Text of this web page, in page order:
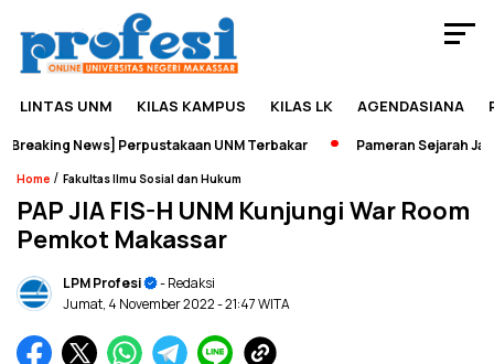
LINTAS UNM KILAS KAMPUS KILAS LK AGENDASIANA
News] Perpustakaan UNM Terbakar Pameran Sejarah Jadi
Home / Fakultas Ilmu Sosial dan Hukum
PAP JIA FIS-H UNM Kunjungi War Room
Pemkot Makassar
LPM Profesi
- Redaksi
Jumat, 4 November 2022- 21:47 WITA